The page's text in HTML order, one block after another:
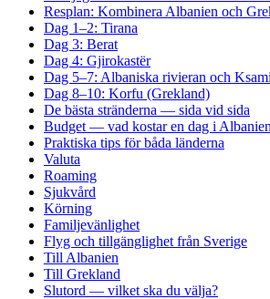
Resplan: Kombinera Albanien och
Dag 1–2: Tirana
Dag 3: Berat
Dag 4: Gjirokastër
Dag 5–7: Albaniska rivieran och
Dag 8–10: Korfu (Grekland)
De bästa stränderna — sida vid sida
Budget — vad kostar en dag i
Praktiska tips för båda länderna
Valuta
Roaming
Sjukvård
Körning
Familjevänlighet
Flyg och tillgänglighet från Sverige
Till Albanien
Till Grekland
Slutord — vilket ska du välja?